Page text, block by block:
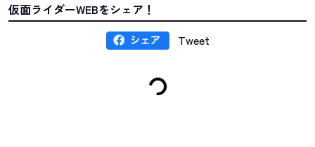
仮面ライダーWEBをシェア！
Tweet